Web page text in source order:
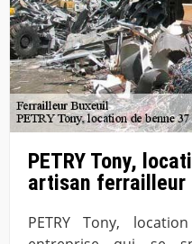
PETRY Tony,
artisan ferrailleur
PETRY Tony,